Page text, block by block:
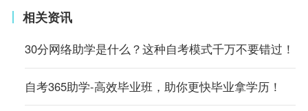
相关资讯
30分网络助学是什么？这种自考模式千万不要错过！
自考365助学-高效毕业班，助你更快毕业拿学历！